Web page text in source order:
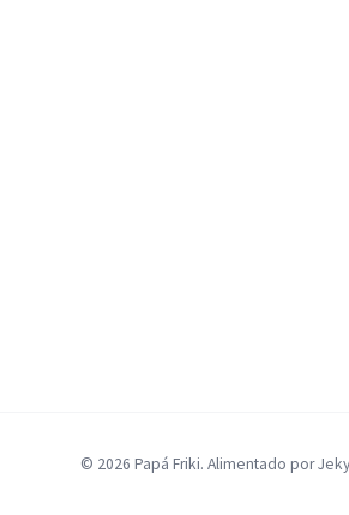
© 2026 Papá Friki. Alimentado por